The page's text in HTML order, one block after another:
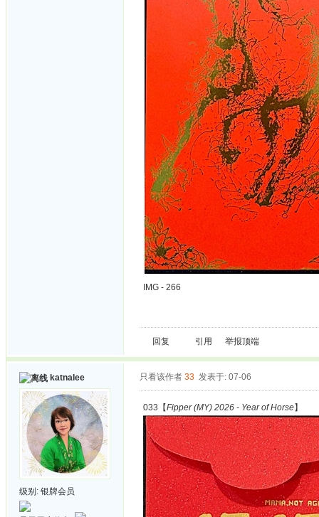
IMG - 266
回复 引用 举报顶端
katnalee
级别: 银牌会员
只看该作者 33 发表于: 07-06
033【Fipper (MY) 2026 - Year of Horse】